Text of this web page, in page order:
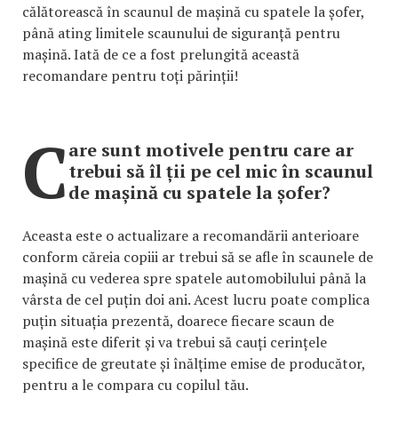
călătorească în scaunul de mașină cu spatele la șofer,
până ating limitele scaunului de siguranță pentru
mașină. Iată de ce a fost prelungită această
recomandare pentru toți părinții!
Care sunt motivele pentru care ar
trebui să îl ții pe cel mic în scaunul
de mașină cu spatele la șofer?
Aceasta este o actualizare a recomandării anterioare
conform căreia copiii ar trebui să se afle în scaunele de
mașină cu vederea spre spatele automobilului până la
vârsta de cel puțin doi ani. Acest lucru poate complica
puțin situația prezentă, doarece fiecare scaun de
mașină este diferit și va trebui să cauți cerințele
specifice de greutate și înălțime emise de producător,
pentru a le compara cu copilul tău.